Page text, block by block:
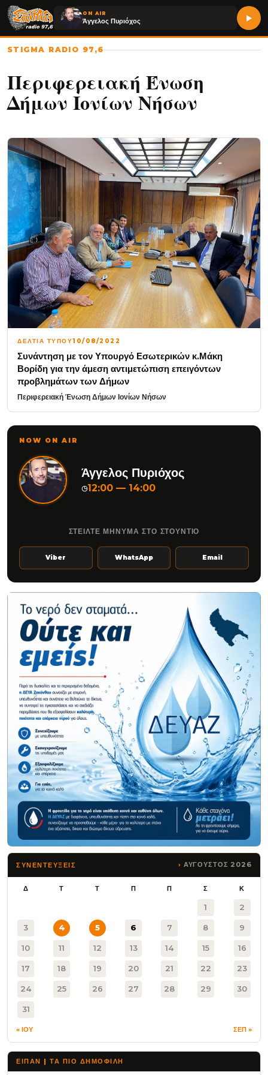
ON AIR
Άγγελος Πυριόχος
STIGMA RADIO 97,6
Περιφερειακή Ένωση
Δήμων Ιονίων Νήσων
ΔΕΛΤΙΑ ΤΥΠΟΥ10/08/2022
Συνάντηση με τον Υπουργό Εσωτερικών κ.Μάκη
Βορίδη για την άμεση αντιμετώπιση επειγόντων
προβλημάτων των Δήμων
Περιφερειακή Ένωση Δήμων Ιονίων Νήσων
NOW ON AIR
Άγγελος Πυριόχος
◷12:00 — 14:00
ΣΤΕΙΛΤΕ ΜΗΝΥΜΑ ΣΤΟ ΣΤΟΥΝΤΙΟ
Viber WhatsApp Email
ΣΥΝΕΝΤΕΥΞΕΙΣ ΑΥΓΟΥΣΤΟΣ 2026
Δ Τ Τ Π Π Σ Κ
1 2
3 4 5 6 7 8 9
10 11 12 13 14 15 16
17 18 19 20 21 22 23
24 25 26 27 28 29 30
31
« ΙΟΥ ΣΕΠ »
ΕΙΠΑΝ | ΤΑ ΠΙΟ ΔΗΜΟΦΙΛΉ